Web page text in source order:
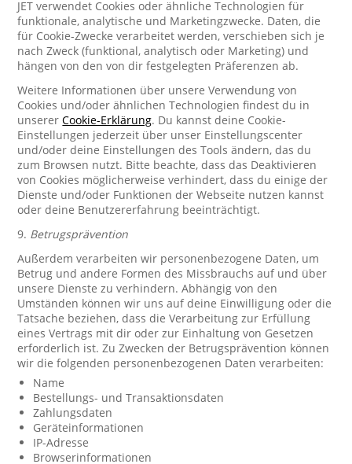
JET verwendet Cookies oder ähnliche Technologien für
funktionale, analytische und Marketingzwecke. Daten, die
für Cookie-Zwecke verarbeitet werden, verschieben sich je
nach Zweck (funktional, analytisch oder Marketing) und
hängen von den von dir festgelegten Präferenzen ab.
Weitere Informationen über unsere Verwendung von
Cookies und/oder ähnlichen Technologien findest du in
unsererCookie-Erklärung. Du kannst deine Cookie-
Einstellungen jederzeit über unser Einstellungscenter
und/oder deine Einstellungen des Tools ändern, das du
zum Browsen nutzt. Bitte beachte, dass das Deaktivieren
von Cookies möglicherweise verhindert, dass du einige der
Dienste und/oder Funktionen der Webseite nutzen kannst
oder deine Benutzererfahrung beeinträchtigt.
9. Betrugsprävention
Außerdem verarbeiten wir personenbezogene Daten, um
Betrug und andere Formen des Missbrauchs auf und über
unsere Dienste zu verhindern. Abhängig von den
Umständen können wir uns auf deine Einwilligung oder die
Tatsache beziehen, dass die Verarbeitung zur Erfüllung
eines Vertrags mit dir oder zur Einhaltung von Gesetzen
erforderlich ist. Zu Zwecken der Betrugsprävention können
wir die folgenden personenbezogenen Daten verarbeiten:
Name
Bestellungs- und Transaktionsdaten
Zahlungsdaten
Geräteinformationen
IP-Adresse
Browserinformationen